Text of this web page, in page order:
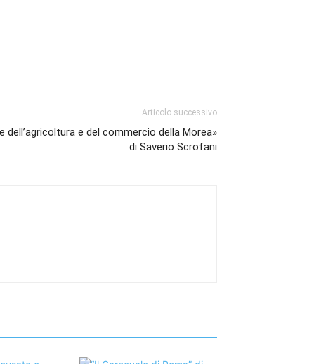
Articolo successivo
e del commercio della Morea»
di Saverio Scrofani